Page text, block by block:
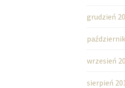
grudzień
wrzesień
sierpień